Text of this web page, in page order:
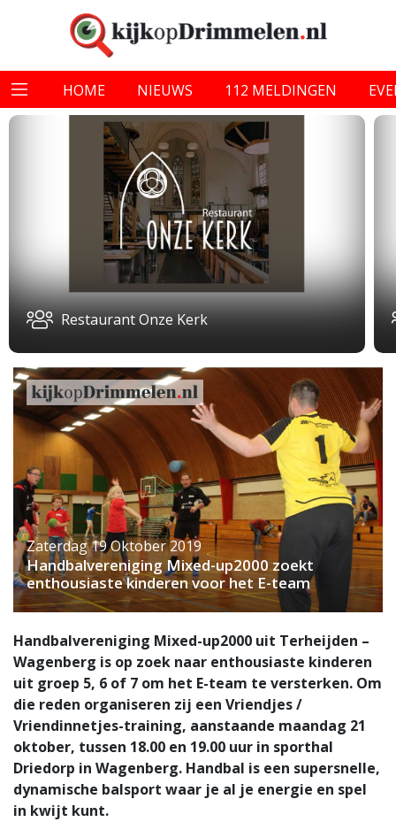
HOME NIEUWS 112 MELDINGEN
Restaurant Onze Kerk
Zaterdag 19 Oktober 2019
Handbalvereniging Mixed-up2000 zoekt
enthousiaste kinderen voor het E-team
Handbalvereniging Mixed-up2000 uit Terheijden –
Wagenberg is op zoek naar enthousiaste kinderen
uit groep 5, 6 of 7 om het E-team te versterken. Om
die reden organiseren zij een Vriendjes /
Vriendinnetjes-training, aanstaande maandag 21
oktober, tussen 18.00 en 19.00 uur in sporthal
Driedorp in Wagenberg. Handbal is een supersnelle,
dynamische balsport waar je al je energie en spel
in kwijt kunt.